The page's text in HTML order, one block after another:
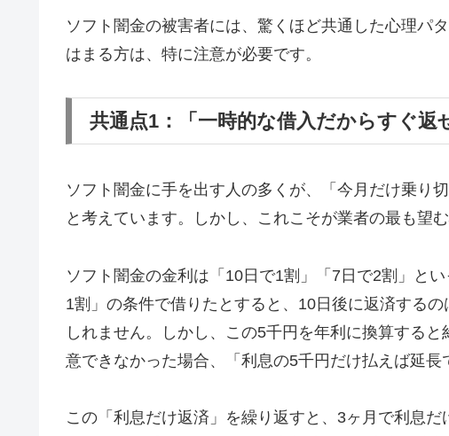
ソフト闇金の被害者には、驚くほど共通した心理パ
はまる方は、特に注意が必要です。
共通点1：「一時的な借入だからすぐ返
ソフト闇金に手を出す人の多くが、「今月だけ乗り
と考えています。しかし、これこそが業者の最も望む
ソフト闇金の金利は「10日で1割」「7日で2割」と
1割」の条件で借りたとすると、10日後に返済する
しれません。しかし、この5千円を年利に換算する
意できなかった場合、「利息の5千円だけ払えば延長
この「利息だけ返済」を繰り返すと、3ヶ月で利息